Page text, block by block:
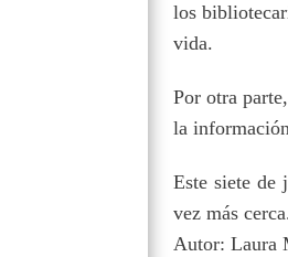
los
vida.
Por otra
la
Este siete de
vez más
Autor: Laura